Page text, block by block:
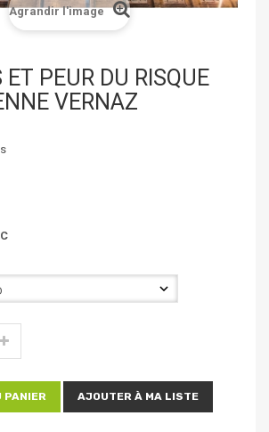
Agrandir l'image
ET PEUR DU RISQUE
VERNAZ
PANIER AJOUTER À MA LISTE